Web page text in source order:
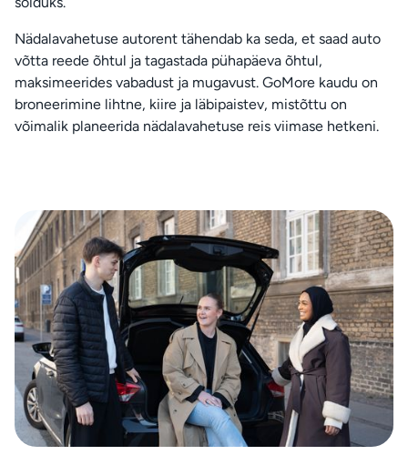
Nädalavahetuse autorent tähendab ka seda, et saad auto
võtta reede õhtul ja tagastada pühapäeva õhtul,
maksimeerides vabadust ja mugavust. GoMore kaudu on
broneerimine lihtne, kiire ja läbipaistev, mistõttu on
võimalik planeerida nädalavahetuse reis viimase hetkeni.